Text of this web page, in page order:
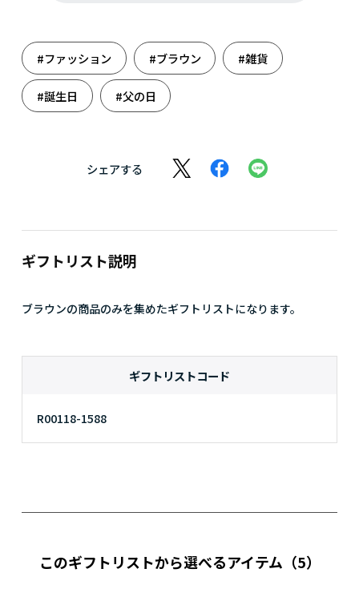
#ファッション #ブラウン #雑貨
#誕生日 #父の日
シェアする
ギフトリスト説明
ブラウンの商品のみを集めたギフトリストになります。
ギフトリストコード
R00118-1588
このギフトリストから選べるアイテム （5）